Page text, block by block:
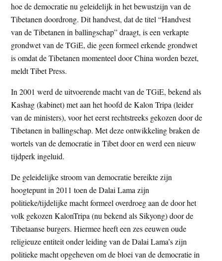
hoe de democratie nu geleidelijk in het bewustzijn van de
Tibetanen doordrong. Dit handvest, dat de titel “Handvest
van de Tibetanen in ballingschap” draagt, is een verkapte
grondwet van de TGiE, die geen formeel erkende grondwet
is omdat de Tibetanen momenteel door China worden bezet,
meldt Tibet Press.
In 2001 werd de uitvoerende macht van de TGiE, bekend als
Kashag (kabinet) met aan het hoofd de Kalon Tripa (leider
van de ministers), voor het eerst rechtstreeks gekozen door de
Tibetanen in ballingschap. Met deze ontwikkeling braken de
wortels van de democratie in Tibet door en werd een nieuw
tijdperk ingeluid.
De geleidelijke stroom van democratie bereikte zijn
hoogtepunt in 2011 toen de Dalai Lama zijn
politieke/tijdelijke macht formeel overdroeg aan de door het
volk gekozen KalonTripa (nu bekend als Sikyong) door de
Tibetaanse burgers. Hiermee heeft een zes eeuwen oude
religieuze entiteit onder leiding van de Dalai Lama’s zijn
politieke macht opgeheven om de bloei van de democratie in